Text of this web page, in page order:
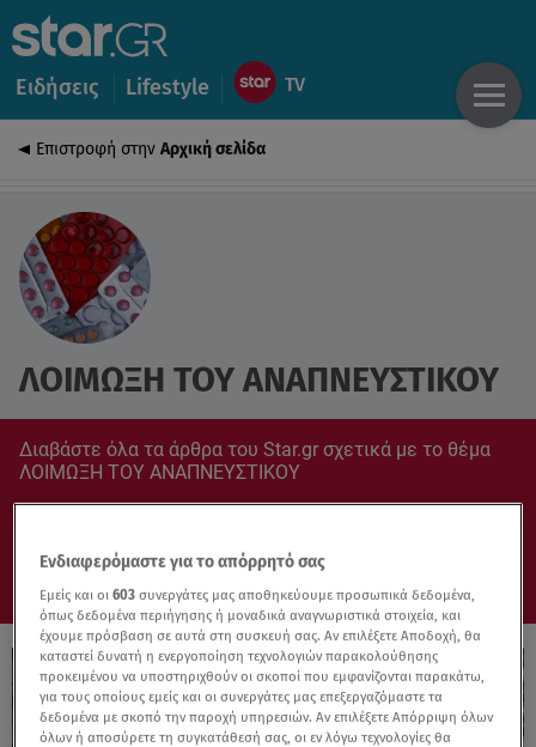
Ειδήσεις Lifestyle
Επιστροφή στην Αρχική σελίδα
ΛΟΙΜΩΞΗ ΤΟΥ ΑΝΑΠΝΕΥΣΤΙΚΟΥ
Διαβάστε όλα τα άρθρα του Star.gr σχετικά με το θέμα
ΛΟΙΜΩΞΗ ΤΟΥ ΑΝΑΠΝΕΥΣΤΙΚΟΥ
Ενδιαφερόμαστε για το απόρρητό σας
Εμείς και οι603 συνεργάτες μας αποθηκεύουμε προσωπικά δεδομένα,
όπως δεδομένα περιήγησης ή μοναδικά αναγνωριστικά στοιχεία, και
έχουμε πρόσβαση σε αυτά στη συσκευή σας. Αν επιλέξετε Αποδοχή, θα
καταστεί δυνατή η ενεργοποίηση τεχνολογιών παρακολούθησης
προκειμένου να υποστηριχθούν οι σκοποί που εμφανίζονται παρακάτω,
για τους οποίους εμείς και οι συνεργάτες μας επεξεργαζόμαστε τα
δεδομένα με σκοπό την παροχή υπηρεσιών. Αν επιλέξετε Απόρριψη όλων
όλων ή αποσύρετε τη συγκατάθεσή σας, οι εν λόγω τεχνολογίες θα